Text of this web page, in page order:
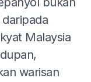
Malaysia
warisan